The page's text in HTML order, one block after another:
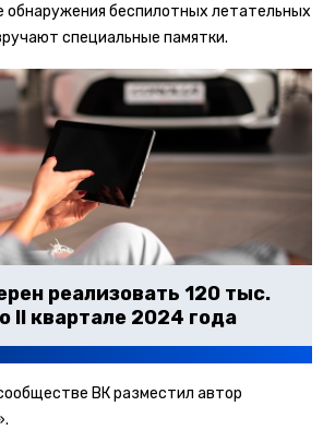
обнаружения беспилотных летательных
специальные памятки.
реализовать 120 тыс.
II квартале 2024 года
ВК разместил автор